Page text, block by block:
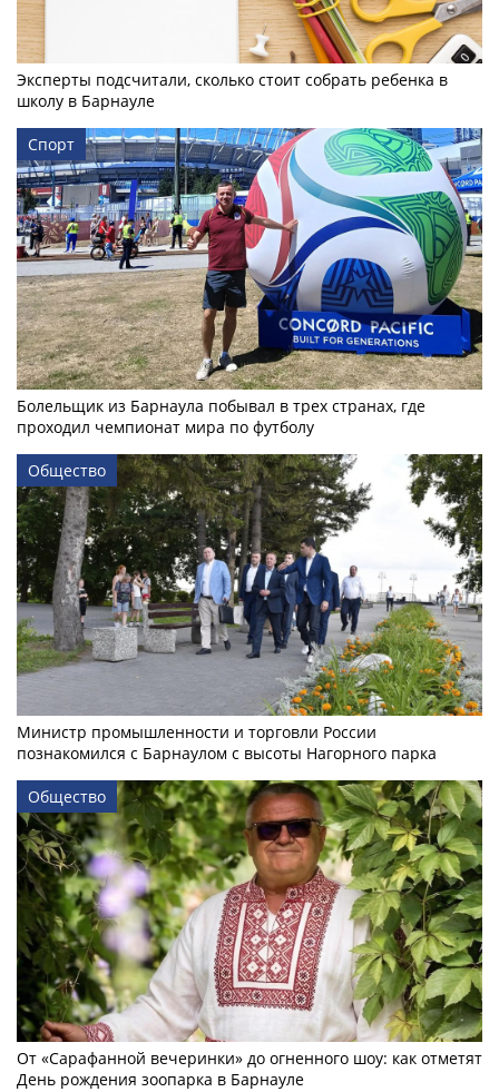
Эксперты подсчитали, сколько стоит собрать ребенка в
школу в Барнауле
Спорт
Болельщик из Барнаула побывал в трех странах, где
проходил чемпионат мира по футболу
Общество
Министр промышленности и торговли России
познакомился с Барнаулом с высоты Нагорного парка
Общество
От «Сарафанной вечеринки» до огненного шоу: как отметят
День рождения зоопарка в Барнауле